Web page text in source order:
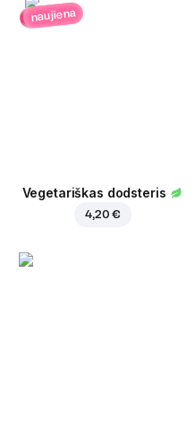
naujiena
Vegetariškas dodsteris
4,20 €